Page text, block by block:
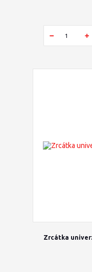
Zrcátka